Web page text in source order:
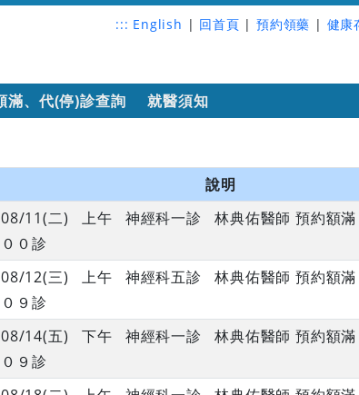
::: English | 回首頁 | 預約領藥 | 健康
滿、代(停)診查詢 就醫須知
說明
08/11(二) 上午 神經科一診 林典佑醫師 預約額滿
０診
08/12(三) 上午 神經科五診 林典佑醫師 預約額滿
９診
08/14(五) 下午 神經科一診 林典佑醫師 預約額滿
９診